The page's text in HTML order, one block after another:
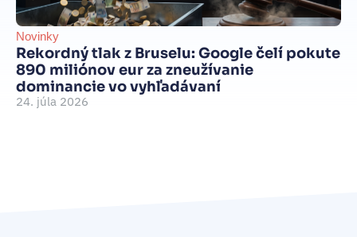
Novinky
Rekordný tlak z Bruselu: Google čelí pokute
890 miliónov eur za zneužívanie
dominancie vo vyhľadávaní
24. júla 2026